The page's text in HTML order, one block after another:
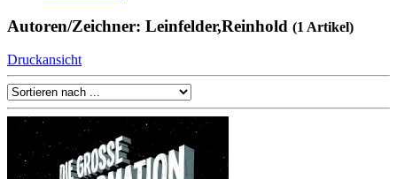
Autoren/Zeichner: Leinfelder,Reinhold (1 Artikel)
Druckansicht